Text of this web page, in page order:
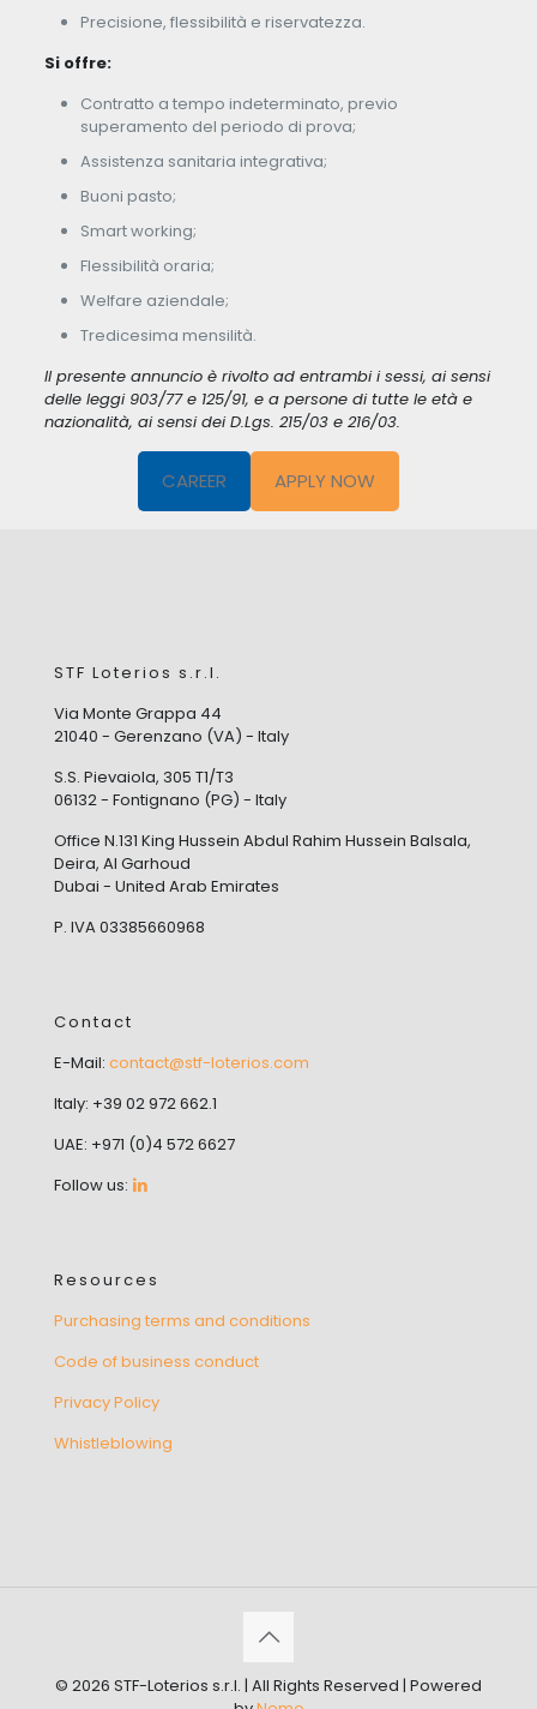
Precisione, flessibilità e riservatezza.
Si offre:
Contratto a tempo indeterminato, previo
superamento del periodo di prova;
Assistenza sanitaria integrativa;
Buoni pasto;
Smart working;
Flessibilità oraria;
Welfare aziendale;
Tredicesima mensilità.
Il presente annuncio è rivolto ad entrambi i sessi, ai sensi
delle leggi 903/77 e 125/91, e a persone di tutte le età e
nazionalità, ai sensi dei D.Lgs. 215/03 e 216/03.
CAREER APPLY NOW
STF Loterios s.r.l.
Via Monte Grappa 44
21040 - Gerenzano (VA) - Italy
S.S. Pievaiola, 305 T1/T3
06132 - Fontignano (PG) - Italy
Office N.131 King Hussein Abdul Rahim Hussein Balsala,
Deira, Al Garhoud
Dubai - United Arab Emirates
P. IVA 03385660968
Contact
E-Mail: contact@stf-loterios.com
Italy: +39 02 972 662.1
UAE: +971 (0)4 572 6627
Follow us:
Resources
Purchasing terms and conditions
Code of business conduct
Privacy Policy
Whistleblowing
© 2026 STF-Loterios s.r.l. | All Rights Reserved | Powered